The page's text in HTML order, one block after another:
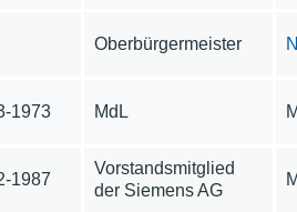
Oberbürgermeister
1973 MdL
1987
Vorstandsmitglied
der Siemens AG